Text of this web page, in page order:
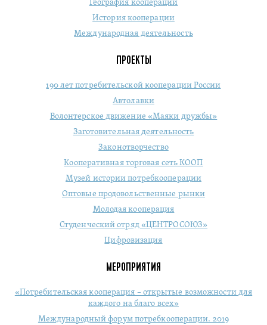
География кооперации
История кооперации
Международная деятельность
ПРОЕКТЫ
190 лет потребительской кооперации России
Автолавки
Волонтерское движение «Маяки дружбы»
Заготовительная деятельность
Законотворчество
Кооперативная торговая сеть КООП
Музей истории потребкооперации
Оптовые продовольственные рынки
Молодая кооперация
Студенческий отряд «ЦЕНТРОСОЮЗ»
Цифровизация
МЕРОПРИЯТИЯ
«Потребительская кооперация – открытые возможности для
каждого на благо всех»
Международный форум потребкооперации. 2019